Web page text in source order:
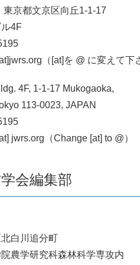
京都文京区向丘1-1-17
4F
（[at]を @ に変えて下
4F, 1-1-17 Mukogaoka,
113-0023, JAPAN
jwrs.org（Change [at] to @）
会編集部
白川追分町
農学研究科森林科学専攻内